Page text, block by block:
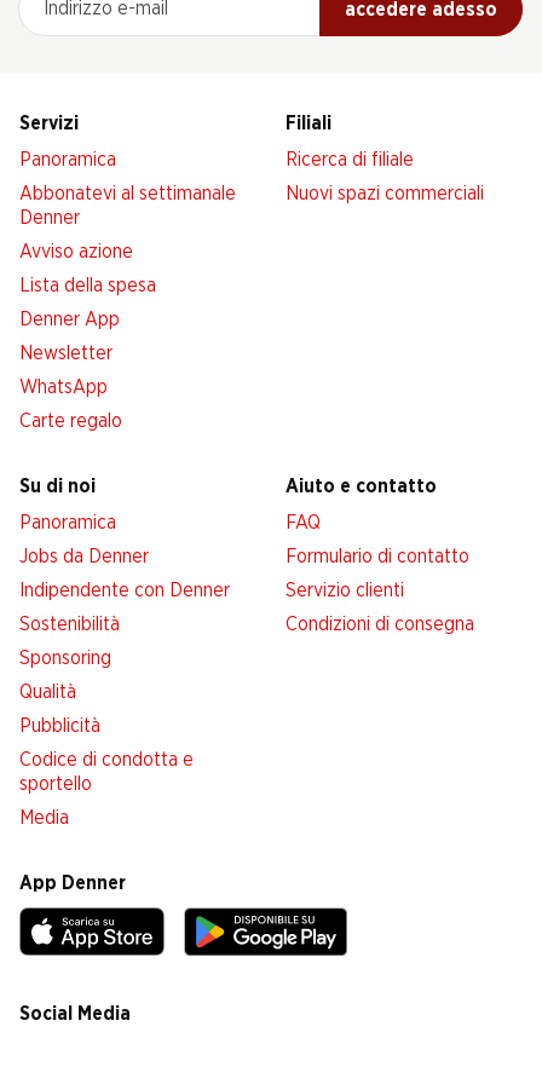
accedere adesso
Servizi
Panoramica
Abbonatevi al settimanale
Denner
Avviso azione
Lista della spesa
Denner App
Newsletter
WhatsApp
Carte regalo
Filiali
Ricerca di filiale
Nuovi spazi commerciali
Su di noi
Panoramica
Jobs da Denner
Indipendente con Denner
Sostenibilità
Sponsoring
Qualità
Pubblicità
Codice di condotta e
sportello
Media
Aiuto e contatto
FAQ
Formulario di contatto
Servizio clienti
Condizioni di consegna
App Denner
Social Media